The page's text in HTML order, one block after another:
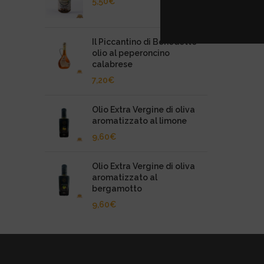
Il Piccantino di Benedetto -
olio al peperoncino
calabrese
7,20€
Olio Extra Vergine di oliva
aromatizzato al limone
9,60€
Olio Extra Vergine di oliva
aromatizzato al
bergamotto
9,60€